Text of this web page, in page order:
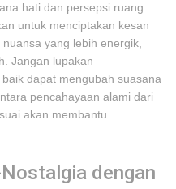
hati dan persepsi ruang.
untuk menciptakan kesan
yang lebih energik,
Jangan lupakan
dapat mengubah suasana
pencahayaan alami dari
akan membantu
dengan